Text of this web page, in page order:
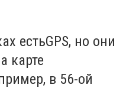
естьGPS, но они
карте
в 56-ой